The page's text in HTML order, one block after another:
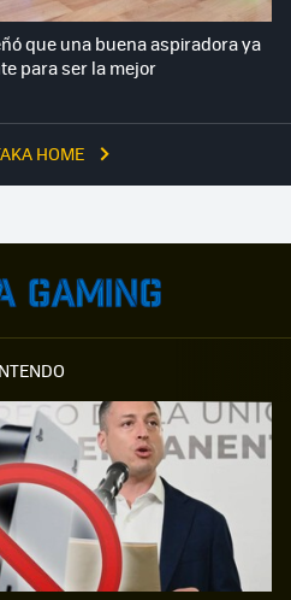
HOME
que una buena aspiradora ya
para ser la mejor